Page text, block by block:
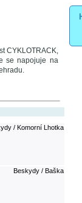
CYKLOTRACK,
se napojuje na
/ Komorní Lhotka
Beskydy / Baška